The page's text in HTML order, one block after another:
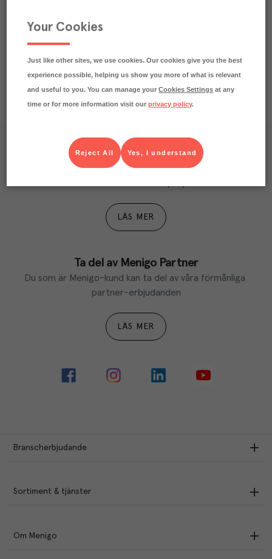
Näringsdeklaration
Våra kundtidningar
Läs inspirerande reportage, matnyttiga artiklar och
LÄS MER
Ta del av Menigo Partner
Du som är Menigo-kund kan ta del av våra förmånliga
partner-erbjudanden
LÄS MER
Branscherbjudande
Sortiment & tjänster
Om Menigo
Your Cookies
Just like other sites, we use cookies. Our cookies give you the best
experience possible, helping us show you more of what is relevant
and useful to you. You can manage yourCookies Settings at any
time or for more information visit ourprivacy policy.
Yes, I understand
Reject All